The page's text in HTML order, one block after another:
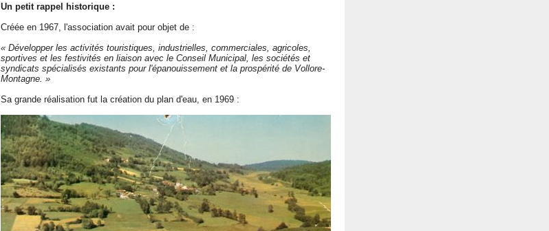
Un petit rappel historique :
Créée en 1967, l'association avait pour objet de :
« Développer les activités touristiques, industrielles, commerciales, agricoles,
sportives et les festivités en liaison avec le Conseil Municipal, les sociétés et
syndicats spécialisés existants pour l'épanouissement et la prospérité de Vollore-
Montagne. »
Sa grande réalisation fut la création du plan d'eau, en 1969 :